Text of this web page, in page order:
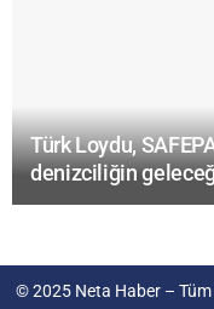
Türk Loydu,
denizciliğin
© 2025 Neta Haber – Tüm